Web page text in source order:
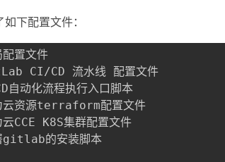
下配置文件：
文件
CD 流水线 配置文件
流程执行入口脚本
terraform配置文件
K8S集群配置文件